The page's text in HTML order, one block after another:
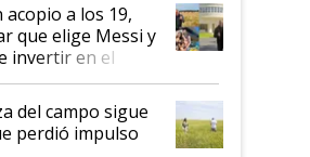
a los 19,
que elige Messi y
invertir en el
era como "darle
para droga":
el libertario
dura crisis salió
del campo sigue
perdió impulso